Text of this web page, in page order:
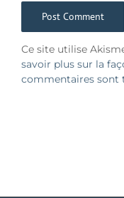
Ce site utilise
savoir plus sur la
commentaires sont